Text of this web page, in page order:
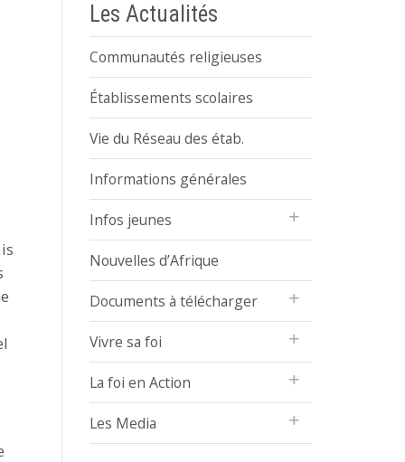
Les Actualités
Communautés religieuses
Établissements scolaires
Vie du Réseau des étab.
Informations générales
Infos jeunes
Nouvelles d’Afrique
Documents à télécharger
Vivre sa foi
La foi en Action
Les Media